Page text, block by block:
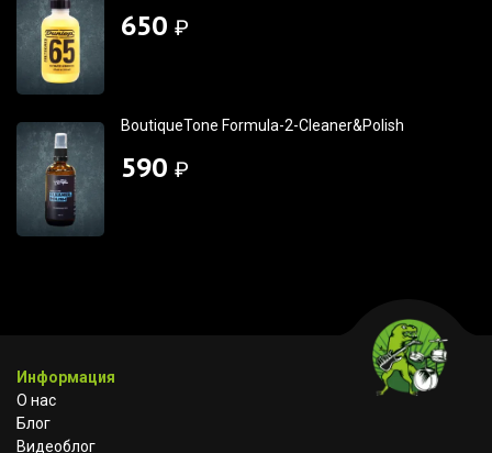
650 ₽
BoutiqueTone Formula-2-Cleaner&Polish
590 ₽
Информация
О нас
Блог
Видеоблог